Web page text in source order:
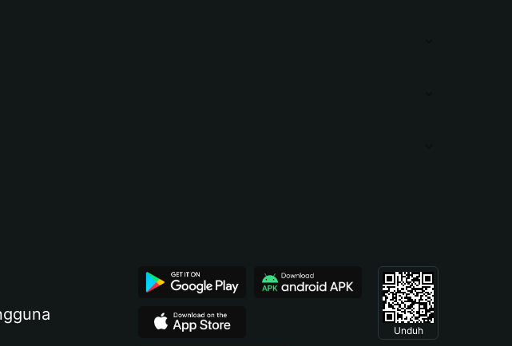
Unduh